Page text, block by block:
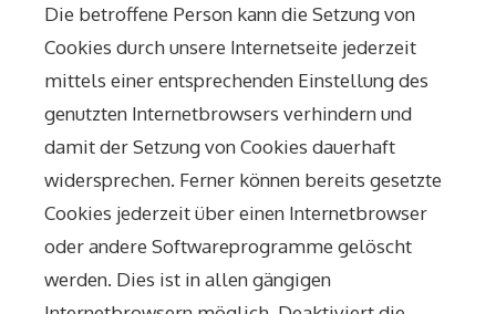
Die betroffene Person kann die Setzung von
Cookies durch unsere Internetseite jederzeit
mittels einer entsprechenden Einstellung des
genutzten Internetbrowsers verhindern und
damit der Setzung von Cookies dauerhaft
widersprechen. Ferner können bereits gesetzte
Cookies jederzeit über einen Internetbrowser
oder andere Softwareprogramme gelöscht
werden. Dies ist in allen gängigen